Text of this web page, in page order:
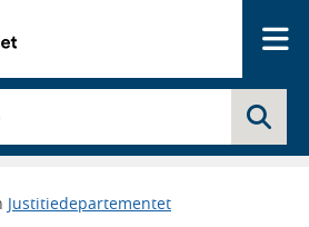
Justitiedepartementet